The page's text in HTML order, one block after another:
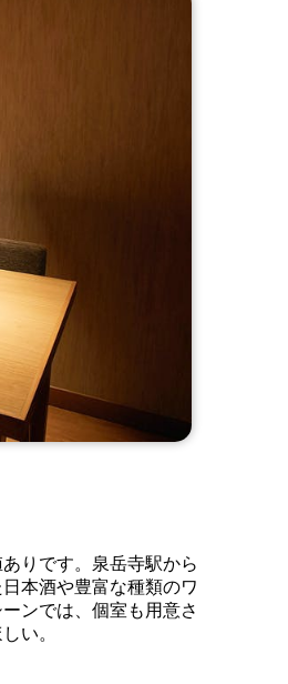
りです。泉岳寺駅から
本酒や豊富な種類のワ
ンでは、個室も用意さ
い。